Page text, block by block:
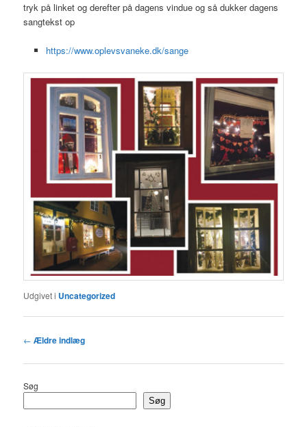
tryk på linket og derefter på dagens vindue og så dukker dagens
sangtekst op
https://www.oplevsvaneke.dk/sange
Udgivet i Uncategorized
Indlægsnavigation
← Ældre indlæg
Søg
Søg